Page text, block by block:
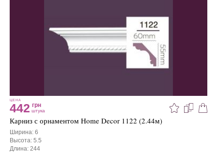
ЦЕНА
442 грн
штука
Карниз с орнаментом Home Decor 1122 (2.44м)
Ширина: 6
Высота: 5.5
Длина: 244